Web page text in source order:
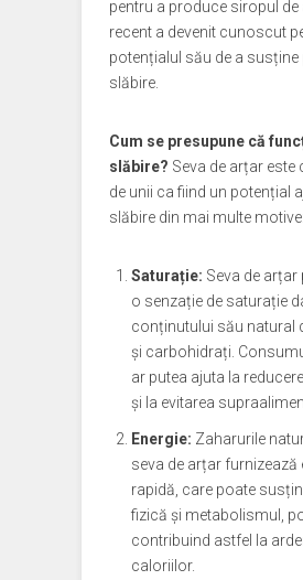
pentru a produce siropul de
recent a devenit cunoscut
potențialul său de a
slăbire.
Cum se presupune că
slăbire? Seva de arțar este
de unii ca fiind un potențial
slăbire din mai multe motive:
Saturație: Seva de arțar
o senzație de saturație
conținutului său natural
și carbohidrați.
ar putea ajuta la
și la evitarea
Energie: Zaharurile
seva de arțar furnizează
rapidă, care poate
fizică și metabolismul,
contribuind astfel la
caloriilor.